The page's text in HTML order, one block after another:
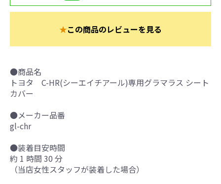
★この商品のレビューを見る
●商品名
トヨタ C-HR(シーエイチアール)専用グラマラス シート
カバー
●メーカー品番
gl-chr
●装着目安時間
約 1 時間 30 分
（当店女性スタッフが装着した場合）